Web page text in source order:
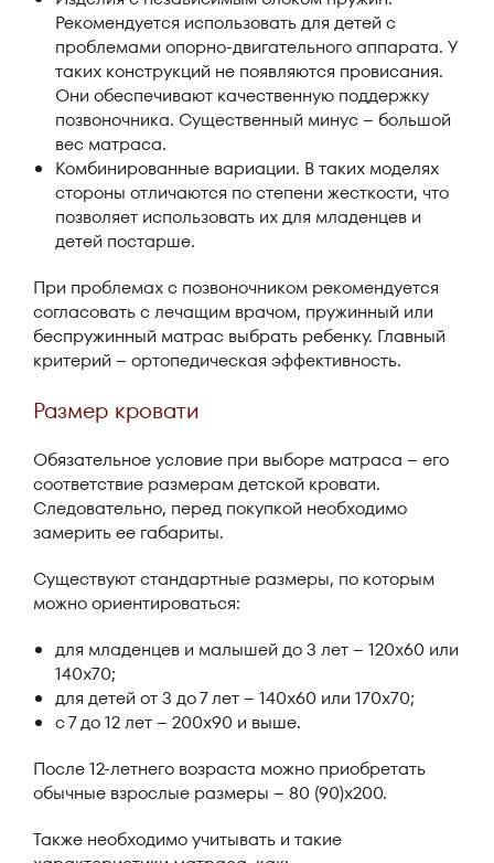
Рекомендуется использовать для детей с
проблемами опорно-двигательного аппарата. У
таких конструкций не появляются провисания.
Они обеспечивают качественную поддержку
позвоночника. Существенный минус – большой
вес матраса.
Комбинированные вариации. В таких моделях
стороны отличаются по степени жесткости, что
позволяет использовать их для младенцев и
детей постарше.
При проблемах с позвоночником рекомендуется
согласовать с лечащим врачом, пружинный или
беспружинный матрас выбрать ребенку. Главный
критерий – ортопедическая эффективность.
Размер кровати
Обязательное условие при выборе матраса – его
соответствие размерам детской кровати.
Следовательно, перед покупкой необходимо
замерить ее габариты.
Существуют стандартные размеры, по которым
можно ориентироваться:
для младенцев и малышей до 3 лет – 120х60 или
140х70;
для детей от 3 до 7 лет – 140х60 или 170х70;
с 7 до 12 лет – 200х90 и выше.
После 12-летнего возраста можно приобретать
обычные взрослые размеры – 80 (90)х200.
Также необходимо учитывать и такие